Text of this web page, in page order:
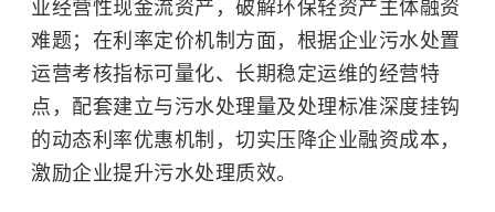
业经营性现金流资产，破解环保轻资产主体融资
难题；在利率定价机制方面，根据企业污水处置
运营考核指标可量化、长期稳定运维的经营特
点，配套建立与污水处理量及处理标准深度挂钩
的动态利率优惠机制，切实压降企业融资成本，
激励企业提升污水处理质效。